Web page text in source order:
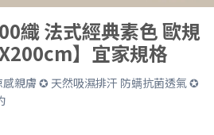
織 法式經典素色 歐規
】宜家規格
親膚 ✪ 天然吸濕排汗 防螨抗菌透氣 ✪